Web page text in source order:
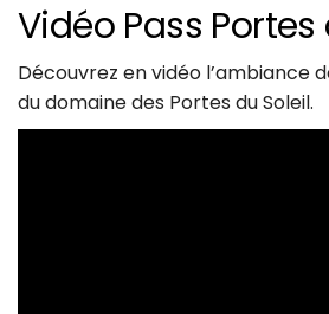
Vidéo Pass Portes
Découvrez en vidéo l’ambiance
du domaine des Portes du Soleil.